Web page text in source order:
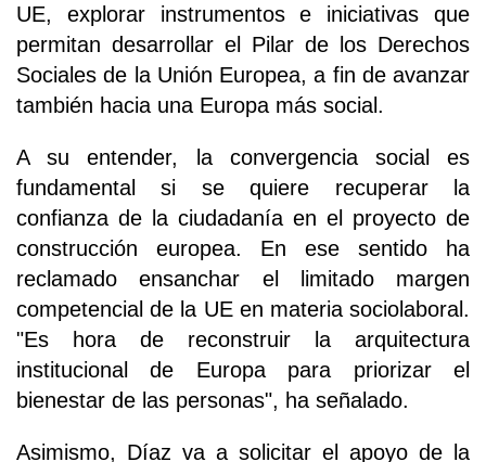
UE, explorar instrumentos e iniciativas que
permitan desarrollar el Pilar de los Derechos
Sociales de la Unión Europea, a fin de avanzar
también hacia una Europa más social.
A su entender, la convergencia social es
fundamental si se quiere recuperar la
confianza de la ciudadanía en el proyecto de
construcción europea. En ese sentido ha
reclamado ensanchar el limitado margen
competencial de la UE en materia sociolaboral.
"Es hora de reconstruir la arquitectura
institucional de Europa para priorizar el
bienestar de las personas", ha señalado.
Asimismo, Díaz va a solicitar el apoyo de la